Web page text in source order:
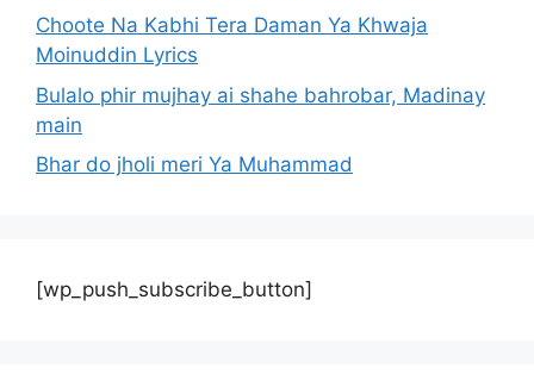
Choote Na Kabhi Tera Daman Ya Khwaja
Moinuddin Lyrics
Bulalo phir mujhay ai shahe bahrobar, Madinay
main
Bhar do jholi meri Ya Muhammad
[wp_push_subscribe_button]